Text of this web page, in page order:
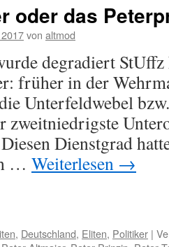
oder das
von altmod
degradiert
früher in der
Unterfeldwebel
zweitniedrigste
Dienstgrad
… Weiterlesen →
, Deutschland, Eliten, Politiker |